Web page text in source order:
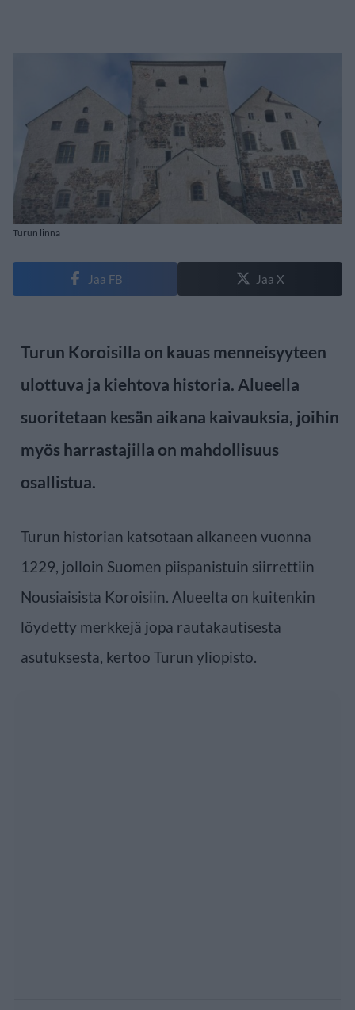
Turun linna
Jaa FB Jaa X
Turun Koroisilla on kauas menneisyyteen
ulottuva ja kiehtova historia. Alueella
suoritetaan kesän aikana kaivauksia, joihin
myös harrastajilla on mahdollisuus
osallistua.
Turun historian katsotaan alkaneen vuonna
1229, jolloin Suomen piispanistuin siirrettiin
Nousiaisista Koroisiin. Alueelta on kuitenkin
löydetty merkkejä jopa rautakautisesta
asutuksesta, kertoo Turun yliopisto.